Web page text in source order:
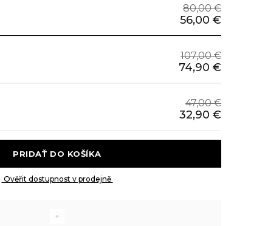
80,00 €
56,00 €
107,00 €
74,90 €
47,00 €
32,90 €
Ověřit dostupnost v prodejně